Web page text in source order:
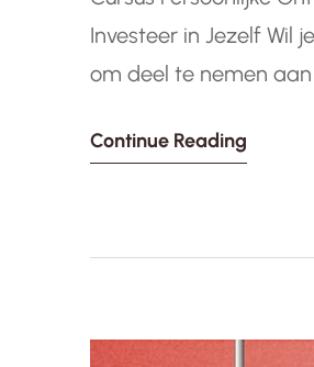
Investeer in Jezelf Wil
om deel te nemen aan
zelfbewustzijn te
Continue Reading